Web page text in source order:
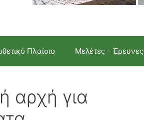
Πλαίσιο Μελέτες – Έρευνες
αρχή για